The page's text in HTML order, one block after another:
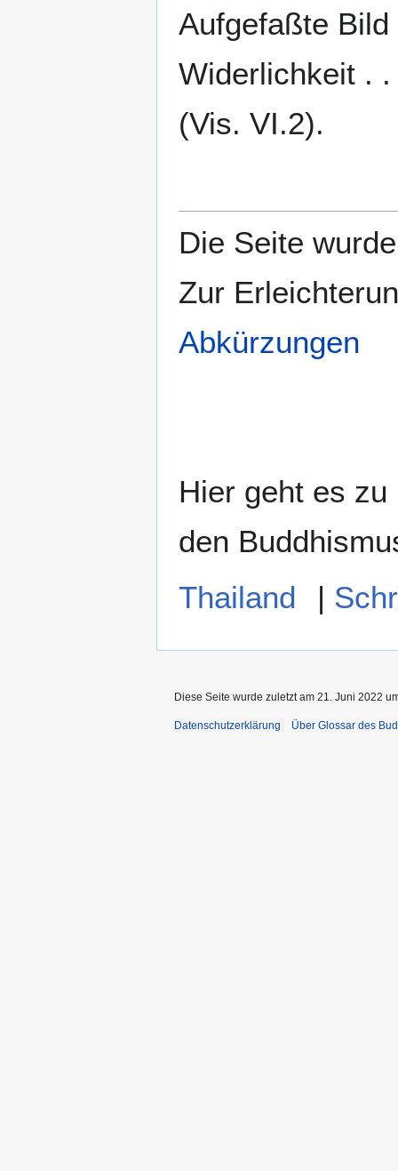
Aufgefaßte
Widerlichkeit .
(Vis. VI.2).
Die Seite
Zur
Abkürzungen
Hier geht es
den
Thailand
|
Diese Seite wurde zuletzt am 21. Juni 2022
Datenschutzerklärung Über Glossar des